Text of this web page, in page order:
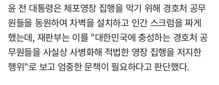
윤 전 대통령은 체포영장 집행을 막기 위해 경호처 공무
원들을 동원하여 차벽을 설치하고 인간 스크럼을 짜게
했는데, 재판부는 이를 "대한민국에 충성하는 경호처 공
무원들을 사실상 사병화해 적법한 영장 집행을 저지한
행위"로 보고 엄중한 문책이 필요하다고 판단했다.